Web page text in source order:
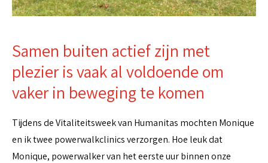
Samen buiten actief zijn met
plezier is vaak al voldoende om
vaker in beweging te komen
Tijdens de Vitaliteitsweek van Humanitas mochten Monique
en ik twee powerwalkclinics verzorgen. Hoe leuk dat
Monique, powerwalker van het eerste uur binnen onze